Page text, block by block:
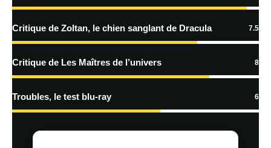
Critique de Zoltan, le chien sanglant de Dracula 7.5
Critique de Les Maîtres de l’univers 8
Troubles, le test blu-ray 6